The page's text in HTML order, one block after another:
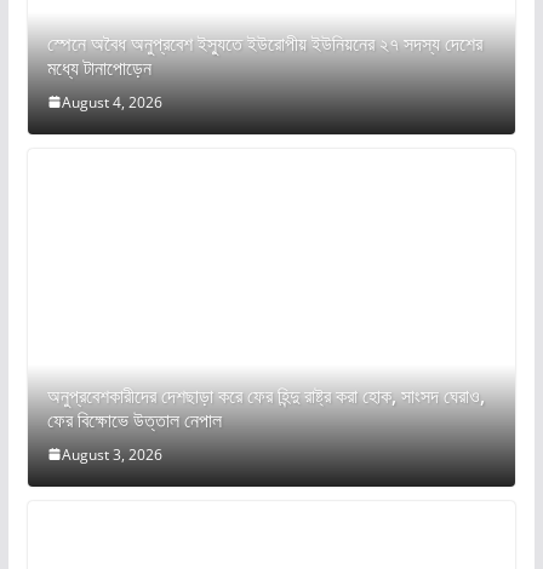
স্পেনে অবৈধ অনুপ্রবেশ ইস্যুতে ইউরোপীয় ইউনিয়নের ২৭ সদস্য দেশের
মধ্যে টানাপোড়েন
August 4, 2026
অনুপ্রবেশকারীদের দেশছাড়া করে ফের হিন্দু রাষ্ট্র করা হোক, সাংসদ ঘেরাও,
ফের বিক্ষোভে উত্তাল নেপাল
August 3, 2026